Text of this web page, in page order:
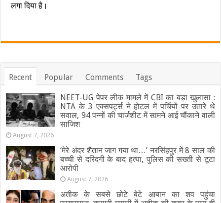
लगा दिया है।
Recent Popular Comments Tags
NEET-UG पेपर लीक मामले में CBI का बड़ा खुलासा :
NTA के 3 एक्सपर्ट्स ने होटल में पर्चियों पर उतारे थे
सवाल, 94 पन्नों की चार्जशीट में सामने आई चौंकाने वाली
साजिश
August 7, 2026
‘मेरे अंदर शैतान जाग गया था…’ नरसिंहपुर में 8 साल की
बच्ची से दरिंदगी के बाद हत्या, पुलिस की सख्ती से टूटा
आरोपी
August 7, 2026
अतीक के सबसे छोटे बेटे आबान का शव पहुंचा